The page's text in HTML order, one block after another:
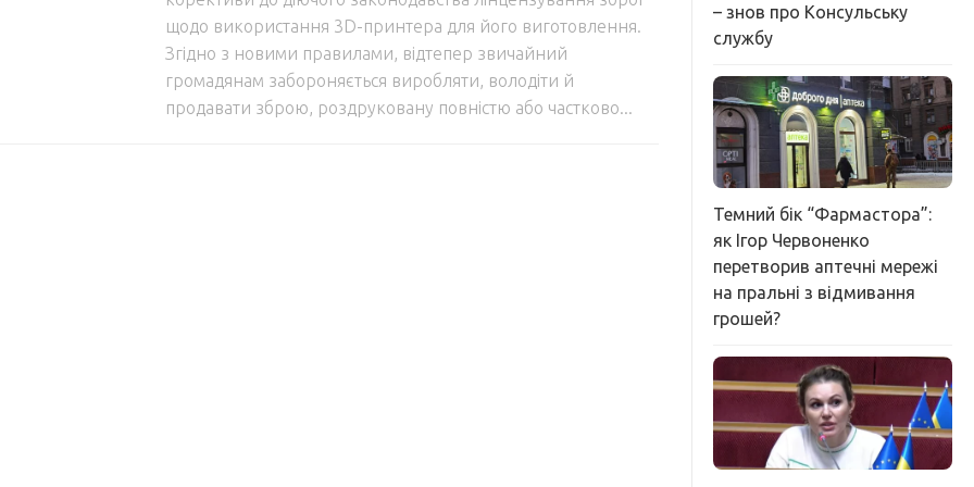
щодо використання 3D-принтера для його виготовлення.
Згідно з новими правилами, відтепер звичайний
громадянам забороняється виробляти, володіти й
продавати зброю, роздруковану повністю або частково...
– знов про Консульську
службу
Темний бік “Фармастора”:
як Ігор Червоненко
перетворив аптечні мережі
на пральні з відмивання
грошей?